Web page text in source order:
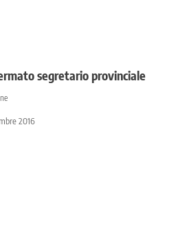
segretario provinciale
2016